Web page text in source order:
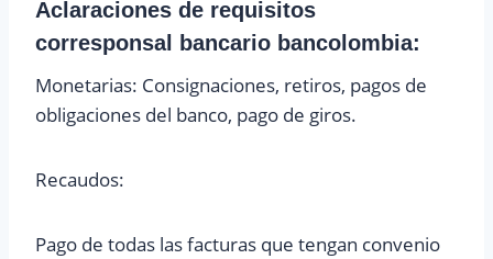
Aclaraciones de requisitos
corresponsal bancario bancolombia:
Monetarias: Consignaciones, retiros, pagos de
obligaciones del banco, pago de giros.
Recaudos:
Pago de todas las facturas que tengan convenio